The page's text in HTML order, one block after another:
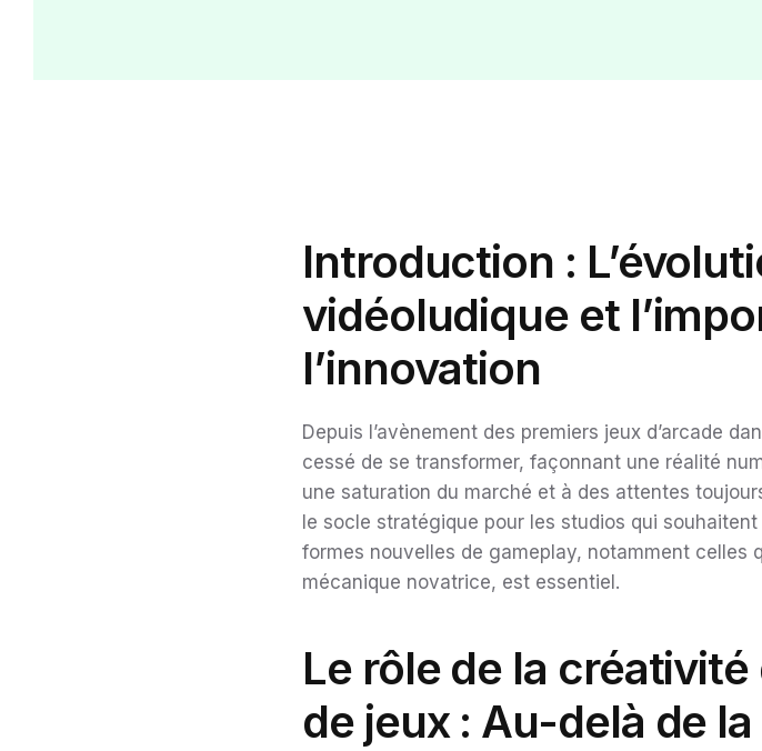
Introduction :
vidéoludique et
l’innovation
Depuis l’avènement des premiers jeux d’arcade
cessé de se transformer, façonnant une réalité
une saturation du marché et à des attentes
le socle stratégique pour les studios qui
formes nouvelles de gameplay, notamment
mécanique novatrice, est essentiel.
Le rôle de la
de jeux : Au-delà de